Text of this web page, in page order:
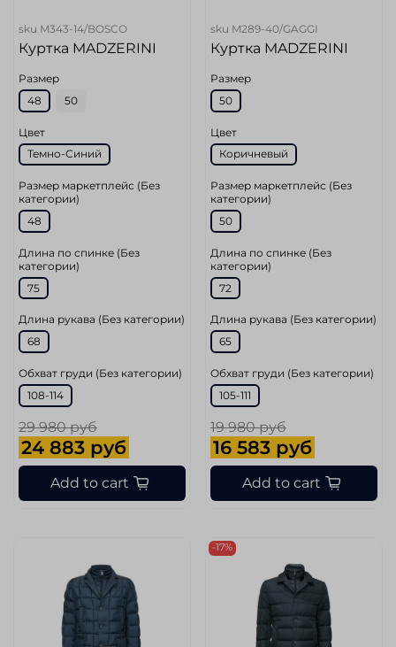
sku M343-14/BOSCO
Куртка MADZERINI
Размер
48
50
Цвет
Темно-Синий
Размер маркетплейс (Без
категории)
48
Длина по спинке (Без
категории)
75
Длина рукава (Без категории)
68
Обхват груди (Без категории)
108-114
29 980 руб
24 883 руб
Add to cart
sku M289-40/GAGGI
Куртка MADZERINI
Размер
50
Цвет
Коричневый
Размер маркетплейс (Без
категории)
50
Длина по спинке (Без
категории)
72
Длина рукава (Без категории)
65
Обхват груди (Без категории)
105-111
19 980 руб
16 583 руб
Add to cart
-17%